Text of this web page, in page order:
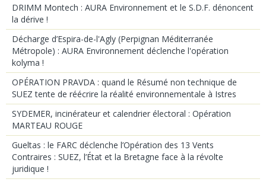
DRIMM Montech : AURA Environnement et le S.D.F. dénoncent
la dérive !
Décharge d’Espira-de-l'Agly (Perpignan Méditerranée
Métropole) : AURA Environnement déclenche l'opération
kolyma !
OPÉRATION PRAVDA : quand le Résumé non technique de
SUEZ tente de réécrire la réalité environnementale à Istres
SYDEMER, incinérateur et calendrier électoral : Opération
MARTEAU ROUGE
Gueltas : le FARC déclenche l’Opération des 13 Vents
Contraires : SUEZ, l’État et la Bretagne face à la révolte
juridique !